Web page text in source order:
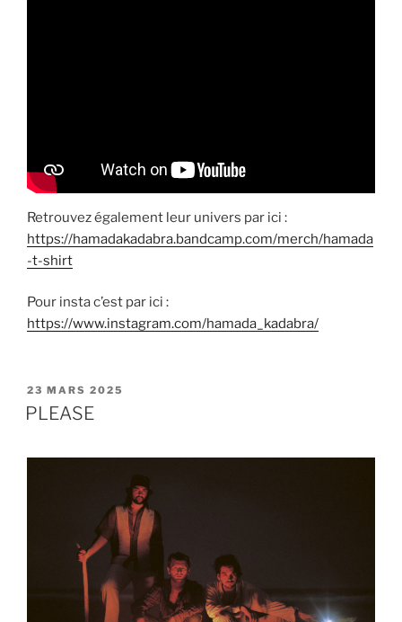
Retrouvez également leur univers par ici :
https://hamadakadabra.bandcamp.com/merch/hamada
-t-shirt
Pour insta c’est par ici :
https://www.instagram.com/hamada_kadabra/
PUBLIÉ
LE
23 MARS 2025
PLEASE